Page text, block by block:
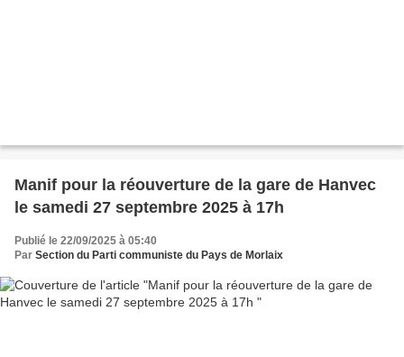
Manif pour la réouverture de la gare de Hanvec
le samedi 27 septembre 2025 à 17h
Publié le 22/09/2025 à 05:40
Par Section du Parti communiste du Pays de Morlaix